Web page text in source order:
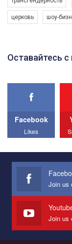
програму з
Якщо ти хочеш
best video,
We appeal to
All you have to do
Эмоционально
представляющий
Мы просим вас
наш план по
СОГИ в Украине.
Все, что вам
по этой ссылке и
церковь шоу-
Оставайтесь с
Facebook
Likes
Join us